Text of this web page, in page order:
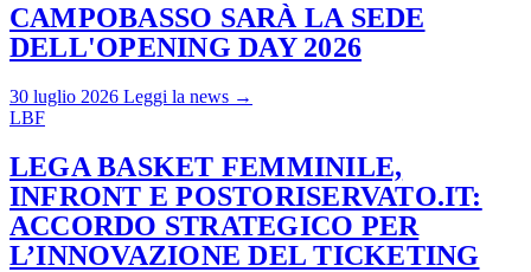
CAMPOBASSO SARÀ LA SEDE
DELL'OPENING DAY 2026
30 luglio 2026 Leggi la news →
LBF
LEGA BASKET FEMMINILE,
INFRONT E POSTORISERVATO.IT:
ACCORDO STRATEGICO PER
L’INNOVAZIONE DEL TICKETING